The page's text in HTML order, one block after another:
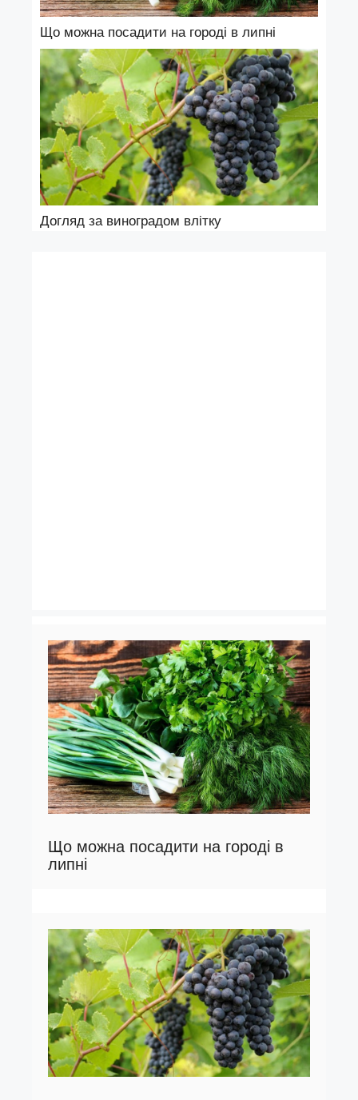
Що можна посадити на городі в липні
Догляд за виноградом влітку
Що можна посадити на городі в
липні